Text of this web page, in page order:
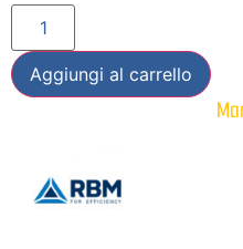
Aggiungi al carrello